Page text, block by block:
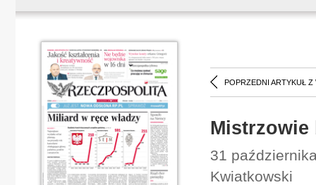
POPRZEDNI ARTYKUŁ Z
Mistrzowie
31
Kwiatkowski